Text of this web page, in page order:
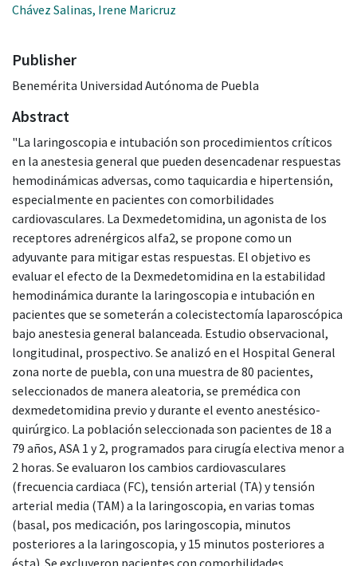
Chávez Salinas, Irene Maricruz
Publisher
Benemérita Universidad Autónoma de Puebla
Abstract
"La laringoscopia e intubación son procedimientos críticos
en la anestesia general que pueden desencadenar respuestas
hemodinámicas adversas, como taquicardia e hipertensión,
especialmente en pacientes con comorbilidades
cardiovasculares. La Dexmedetomidina, un agonista de los
receptores adrenérgicos alfa2, se propone como un
adyuvante para mitigar estas respuestas. El objetivo es
evaluar el efecto de la Dexmedetomidina en la estabilidad
hemodinámica durante la laringoscopia e intubación en
pacientes que se someterán a colecistectomía laparoscópica
bajo anestesia general balanceada. Estudio observacional,
longitudinal, prospectivo. Se analizó en el Hospital General
zona norte de puebla, con una muestra de 80 pacientes,
seleccionados de manera aleatoria, se premédica con
dexmedetomidina previo y durante el evento anestésico-
quirúrgico. La población seleccionada son pacientes de 18 a
79 años, ASA 1 y 2, programados para cirugía electiva menor a
2 horas. Se evaluaron los cambios cardiovasculares
(frecuencia cardiaca (FC), tensión arterial (TA) y tensión
arterial media (TAM) a la laringoscopia, en varias tomas
(basal, pos medicación, pos laringoscopia, minutos
posteriores a la laringoscopia, y 15 minutos posteriores a
ésta). Se excluyeron pacientes con comorbilidades